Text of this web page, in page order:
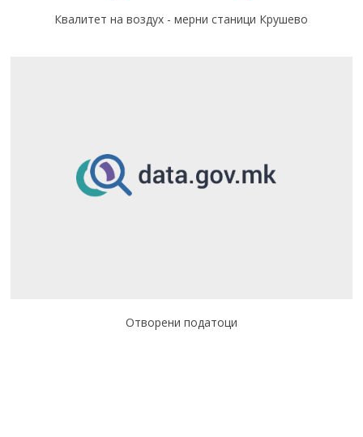
Квалитет на воздух - мерни станици Крушево
Отворени податоци